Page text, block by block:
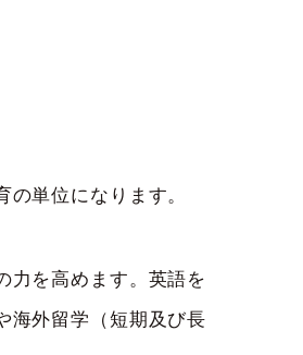
単位になります。
力を高めます。英語を
海外留学（短期及び長